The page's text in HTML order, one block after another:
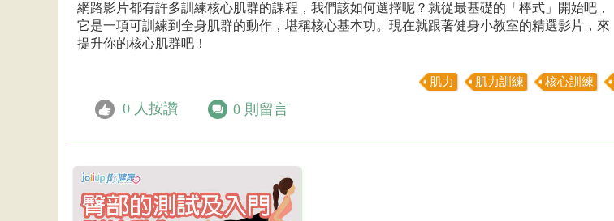
網路影片都有許多訓練核心肌群的課程，我們該如何選擇呢？就從最基礎的「棒式」開始吧，
它是一項可訓練到全身肌群的動作，堪稱核心基本功。現在就跟著健身小教室的精選影片，來
提升你的核心肌群吧！
肌力 肌力訓練 核心訓練
0 人按讚 0 則留言